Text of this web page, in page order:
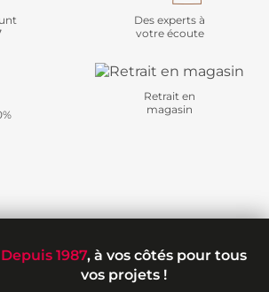
Des experts à
votre écoute
Retrait en
magasin
Depuis 1987, à vos côtés pour tous
vos projets !